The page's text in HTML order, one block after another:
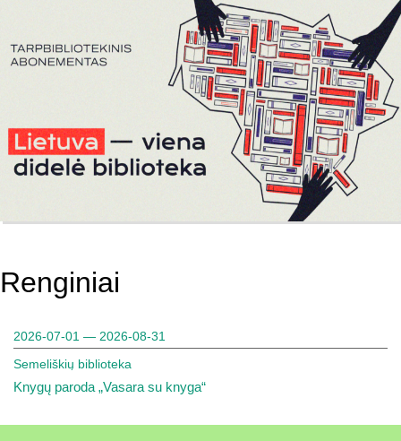
Renginiai
2026-07-01 — 2026-08-31
Semeliškių biblioteka
Knygų paroda „Vasara su knyga“